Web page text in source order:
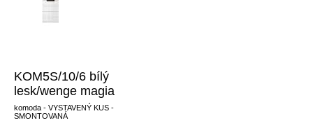
KOM5S/10/6 bílý
lesk/wenge magia
komoda - VYSTAVENÝ KUS -
SMONTOVANÁ